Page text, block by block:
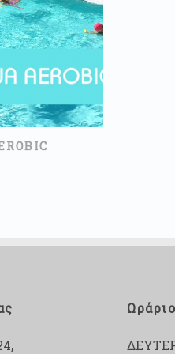
Ωράριο